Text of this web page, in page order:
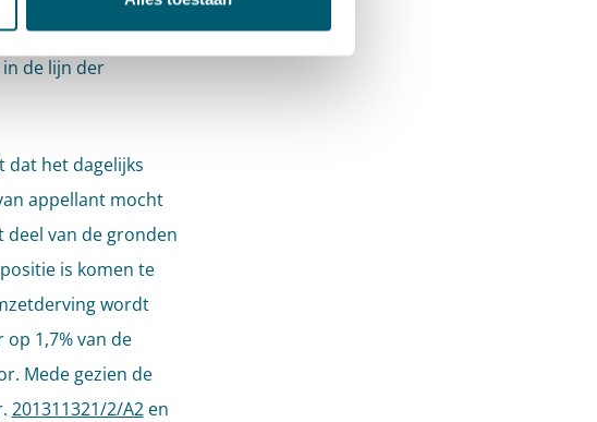
dat de
de lijn der
dat het dagelijks
appellant mocht
van de gronden
is komen te
wordt
1,7% van de
Mede gezien de
201311321/2/A2en